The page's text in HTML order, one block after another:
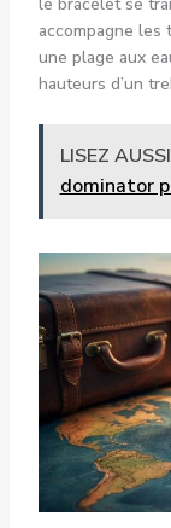
accompagne les
une plage aux
hauteurs d’un
LISEZ AUSSI
dominator